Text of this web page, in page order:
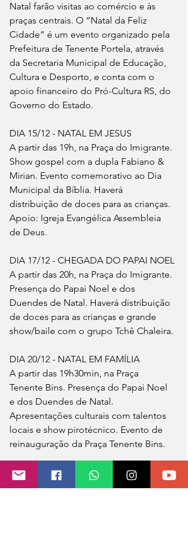
Natal farão visitas ao comércio e às
praças centrais. O “Natal da Feliz
Cidade” é um evento organizado pela
Prefeitura de Tenente Portela, através
da Secretaria Municipal de Educação,
Cultura e Desporto, e conta com o
apoio financeiro do Pró-Cultura RS, do
Governo do Estado.
DIA 15/12 - NATAL EM JESUS
A partir das 19h, na Praça do Imigrante.
Show gospel com a dupla Fabiano &
Mirian. Evento comemorativo ao Dia
Municipal da Bíblia. Haverá
distribuição de doces para as crianças.
Apoio: Igreja Evangélica Assembleia
de Deus.
DIA 17/12 - CHEGADA DO PAPAI NOEL
A partir das 20h, na Praça do Imigrante.
Presença do Papai Noel e dos
Duendes de Natal. Haverá distribuição
de doces para as crianças e grande
show/baile com o grupo Tchê Chaleira.
DIA 20/12 - NATAL EM FAMÍLIA
A partir das 19h30min, na Praça
Tenente Bins. Presença do Papai Noel
e dos Duendes de Natal.
Apresentações culturais com talentos
locais e show pirotécnico. Evento de
reinauguração da Praça Tenente Bins.